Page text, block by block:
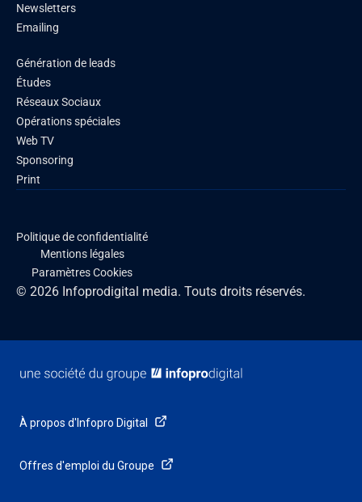
Newsletters
Emailing
Génération de leads
Études
Réseaux Sociaux
Opérations spéciales
Web TV
Sponsoring
Print
© 2026 Infoprodigital media. Touts droits réservés.
Politique de confidentialité
Mentions légales
Paramètres Cookies